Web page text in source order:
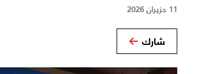
11 حزيران 2026
شارك